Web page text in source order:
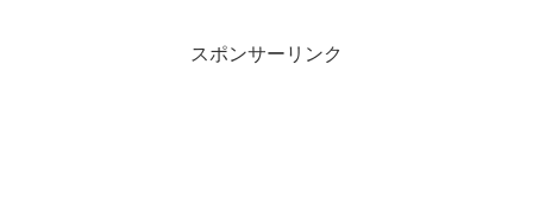
スポンサーリンク